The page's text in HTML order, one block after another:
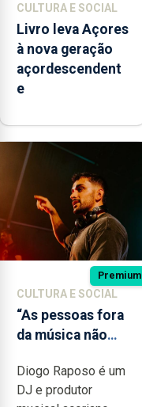
CULTURA E SOCIAL
Livro leva Açores
à nova geração
açordescendent
e
Premium
CULTURA E SOCIAL
“As pessoas fora
da música não
quão difícil é
produzir uma
Diogo Raposo é um
DJ e produtor